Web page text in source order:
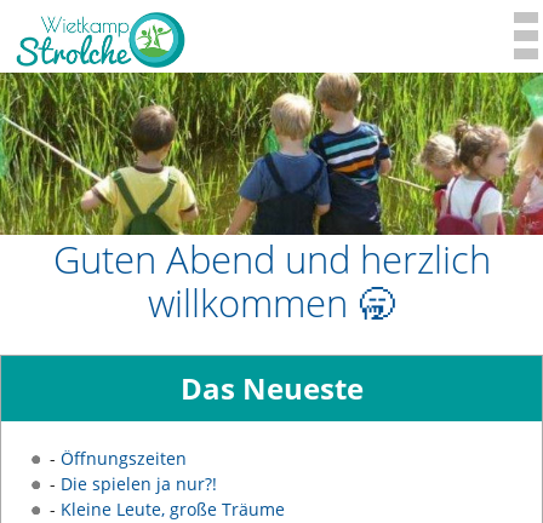
Guten Abend und herzlich
willkommen 🥱
Das Neueste
- Öffnungszeiten
- Die spielen ja nur?!
- Kleine Leute, große Träume